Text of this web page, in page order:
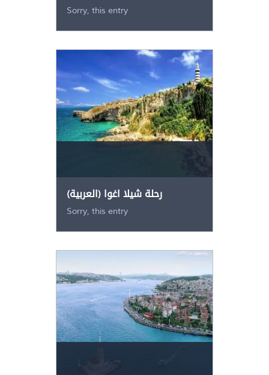
Sorry, this entry
(العربية) رحلة شيلا اغوا
Sorry, this entry